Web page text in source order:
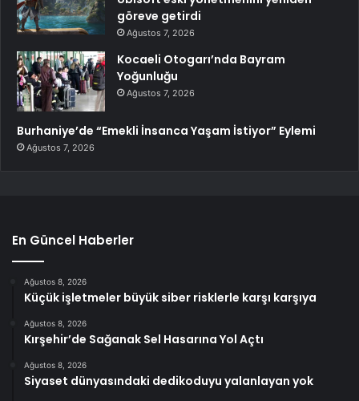
göreve getirdi
Ağustos 7, 2026
Kocaeli Otogarı’nda Bayram
Yoğunluğu
Ağustos 7, 2026
Burhaniye’de “Emekli İnsanca Yaşam İstiyor” Eylemi
Ağustos 7, 2026
En Güncel Haberler
Ağustos 8, 2026
Küçük işletmeler büyük siber risklerle karşı karşıya
Ağustos 8, 2026
Kırşehir’de Sağanak Sel Hasarına Yol Açtı
Ağustos 8, 2026
Siyaset dünyasındaki dedikoduyu yalanlayan yok